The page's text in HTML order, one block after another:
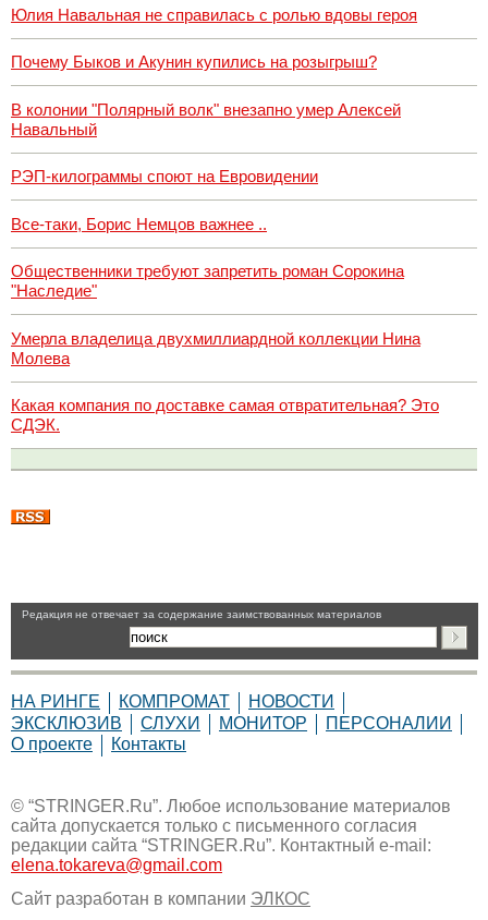
Юлия Навальная не справилась с ролью вдовы героя
Почему Быков и Акунин купились на розыгрыш?
В колонии "Полярный волк" внезапно умер Алексей
Навальный
РЭП-килограммы споют на Евровидении
Все-таки, Борис Немцов важнее ..
Общественники требуют запретить роман Сорокина
"Наследие"
Умерла владелица двухмиллиардной коллекции Нина
Молева
Какая компания по доставке самая отвратительная? Это
СДЭК.
Pедакция не отвечает за содержание заимствованных материалов
НА РИНГЕ КОМПРОМАТ
НОВОСТИ
ЭКСКЛЮЗИВ
СЛУХИ МОНИТОР
ПЕРСОНАЛИИ
О проекте
Контакты
© “STRINGER.Ru”. Любое использование материалов
сайта допускается только с письменного согласия
редакции сайта “STRINGER.Ru”. Контактный e-mail:
elena.tokareva@gmail.com
Сайт разработан в компании ЭЛКОС